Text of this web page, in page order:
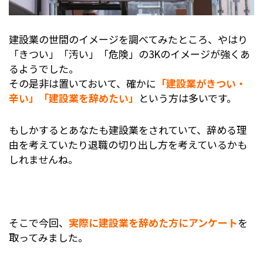
建設業の世間のイメージを調べてみたところ、やはり
「きつい」「汚い」「危険」の3Kのイメージが強くあ
るようでした。
その是非は置いておいて、確かに 「建設業がきつい・
辛い」「建設業を辞めたい」 という方は多いです。
もしかするとあなたも建設業をされていて、辞める理
由を考えていたり退職の切り出し方を考えているかも
しれませんね。
そこで今回、 実際に建設業を辞めた方にアンケートを
取ってみました。